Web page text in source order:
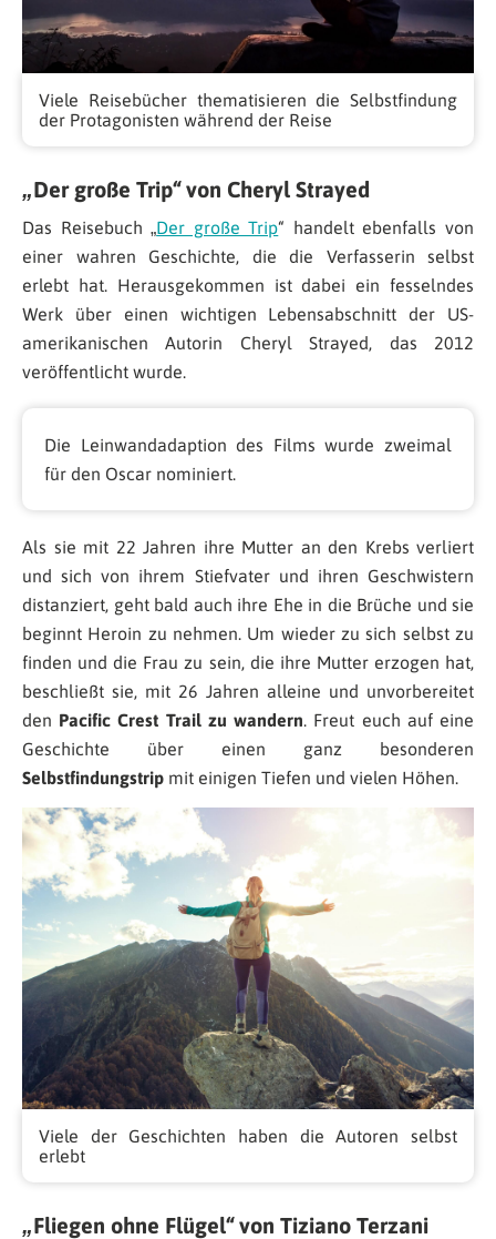
Viele Reisebücher thematisieren die Selbstfindung
der Protagonisten während der Reise
„Der große Trip“ von Cheryl Strayed
Das Reisebuch „Der große Trip“ handelt ebenfalls von
einer wahren Geschichte, die die Verfasserin selbst
erlebt hat. Herausgekommen ist dabei ein fesselndes
Werk über einen wichtigen Lebensabschnitt der US-
amerikanischen Autorin Cheryl Strayed, das 2012
veröffentlicht wurde.
Die Leinwandadaption des Films wurde zweimal
für den Oscar nominiert.
Als sie mit 22 Jahren ihre Mutter an den Krebs verliert
und sich von ihrem Stiefvater und ihren Geschwistern
distanziert, geht bald auch ihre Ehe in die Brüche und sie
beginnt Heroin zu nehmen. Um wieder zu sich selbst zu
finden und die Frau zu sein, die ihre Mutter erzogen hat,
beschließt sie, mit 26 Jahren alleine und unvorbereitet
den Pacific Crest Trail zu wandern. Freut euch auf eine
Geschichte über einen ganz besonderen
Selbstfindungstrip mit einigen Tiefen und vielen Höhen.
Viele der Geschichten haben die Autoren selbst
erlebt
„Fliegen ohne Flügel“ von Tiziano Terzani